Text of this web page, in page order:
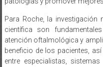
Para Roche, la investigación
científica son
atención oftalmológica y
beneficio de los pacientes,
entre especialistas,